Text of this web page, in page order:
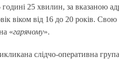
годині 25 хвилин, за вказаною
віком від 16 до 20 років.
«гарячому».
слідчо-оперативна